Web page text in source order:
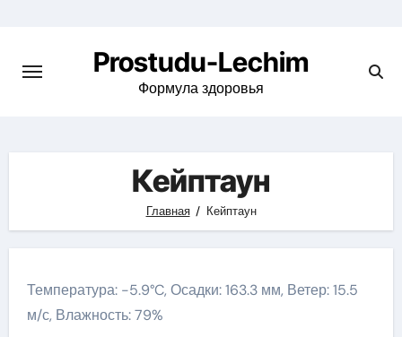
содержимому
Prostudu-Lechim
Формула здоровья
Кейптаун
Главная Кейптаун
Температура: -5.9°C, Осадки: 163.3 мм, Ветер: 15.5
м/с, Влажность: 79%